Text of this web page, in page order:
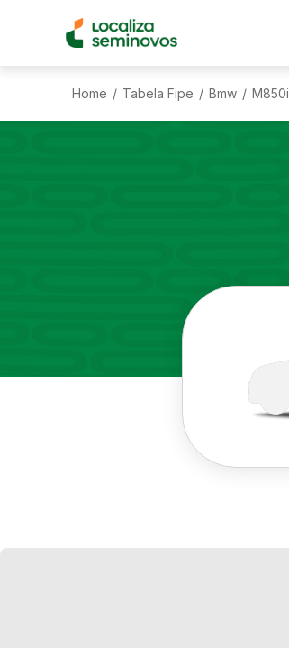
Home / Tabela Fipe / Bmw / M850i